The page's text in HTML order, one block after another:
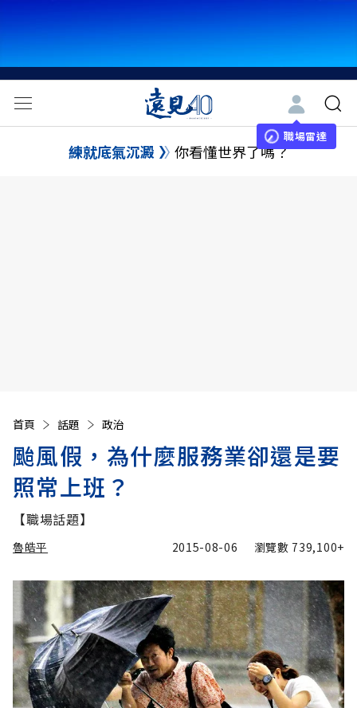
職場雷達
練就底氣沉澱 你看懂世界了嗎？
首頁 話題 政治
颱風假，為什麼服務業卻還是要
照常上班？
【職場話題】
魯皓平 2015-08-06 瀏覽數 739,100+